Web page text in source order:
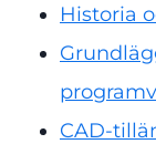
Historia
CAD-